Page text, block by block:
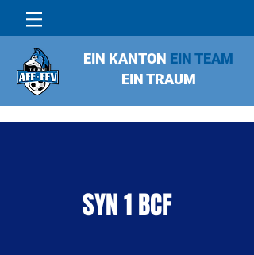
EIN KANTON EIN TEAM
EIN TRAUM
SYN 1 BCF